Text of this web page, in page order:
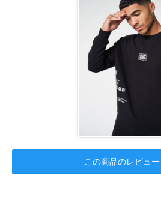
この商品のレビュ